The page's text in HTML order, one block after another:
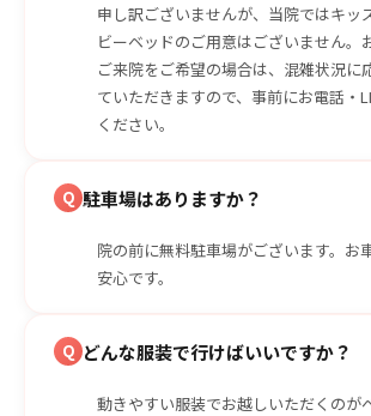
申し訳ございませんが、当院ではキッ
ビーベッドのご用意はございません。
ご来院をご希望の場合は、混雑状況に
ていただきますので、事前にお電話・
ください。
Q 駐車場はありますか？
院の前に無料駐車場がございます。お
安心です。
Q どんな服装で行けばいいですか？
動きやすい服装でお越しいただくのが